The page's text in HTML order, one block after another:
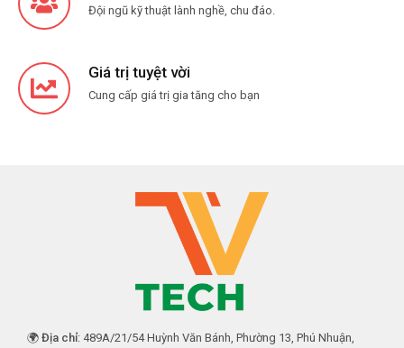
Đội ngũ kỹ thuật lành nghề, chu đáo.
Giá trị tuyệt vời
Cung cấp giá trị gia tăng cho bạn
🌍 Địa chỉ: 489A/21/54 Huỳnh Văn Bánh, Phường 13, Phú Nhuận,